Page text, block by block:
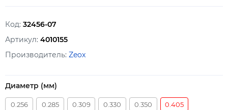
Код: 32456-07
Артикул: 4010155
Производитель: Zeox
Диаметр (мм)
0.256 0.285 0.309 0.330 0.350 0.405